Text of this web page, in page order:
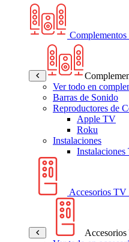
Ver todo en
Barras de Sonido
Reproductores de
Apple TV
Roku
Instalaciones
Accesorios TV